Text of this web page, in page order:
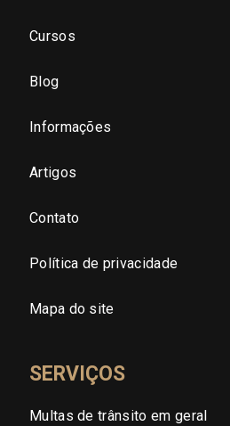
Cursos
Blog
Informações
Artigos
Contato
Política de privacidade
Mapa do site
SERVIÇOS
Multas de trânsito em geral